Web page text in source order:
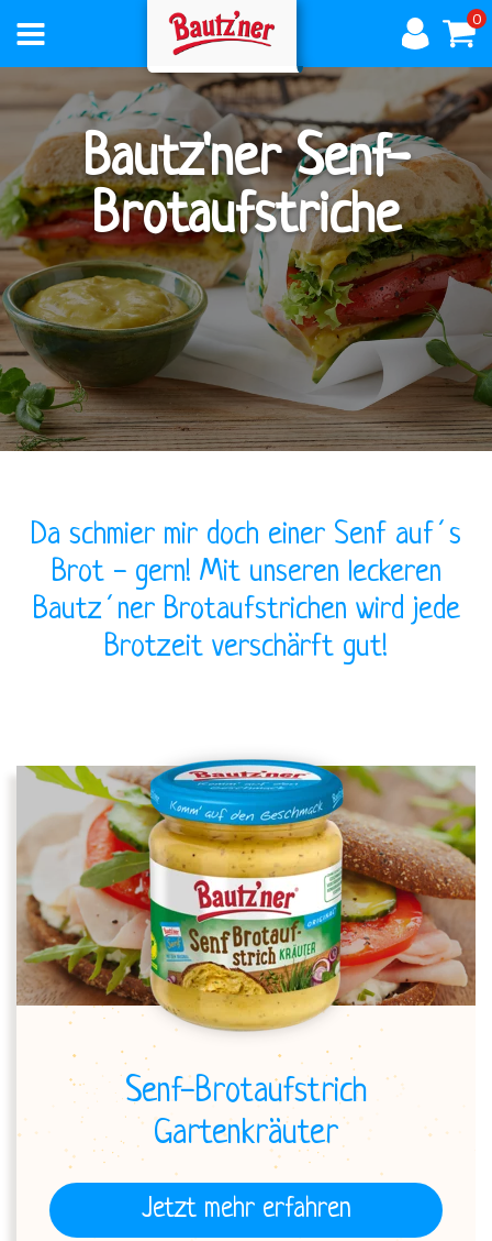
AKTUELLES
ÜBER
BAUTZNER
PRODUKTE
BRUTZELKUNDE
SHOP
0
Bautz'ner Senf-
Brotaufstriche
Da schmier mir doch einer Senf auf´s
Brot - gern! Mit unseren leckeren
Bautz´ner Brotaufstrichen wird jede
Brotzeit verschärft gut!
Senf-Brotaufstrich
Gartenkräuter
Jetzt mehr erfahren